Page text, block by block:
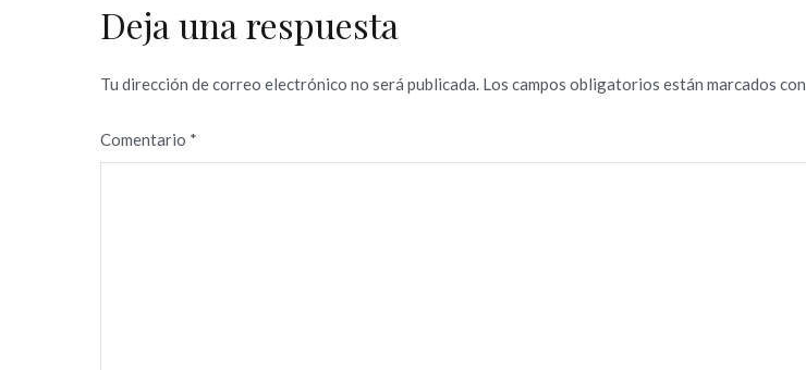
Deja una respuesta
Tu dirección de correo electrónico no será publicada. Los campos obligatorios están marcados con
Comentario *